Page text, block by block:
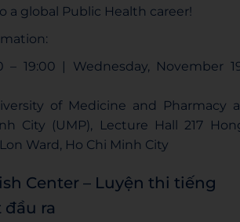
a global Public Health career!
– 19:00 | Wednesday, November
of Medicine and Pharmacy
City (UMP), Lecture Hall 217
Ward, Ho Chi Minh City
Center – Luyện thi tiếng
ra